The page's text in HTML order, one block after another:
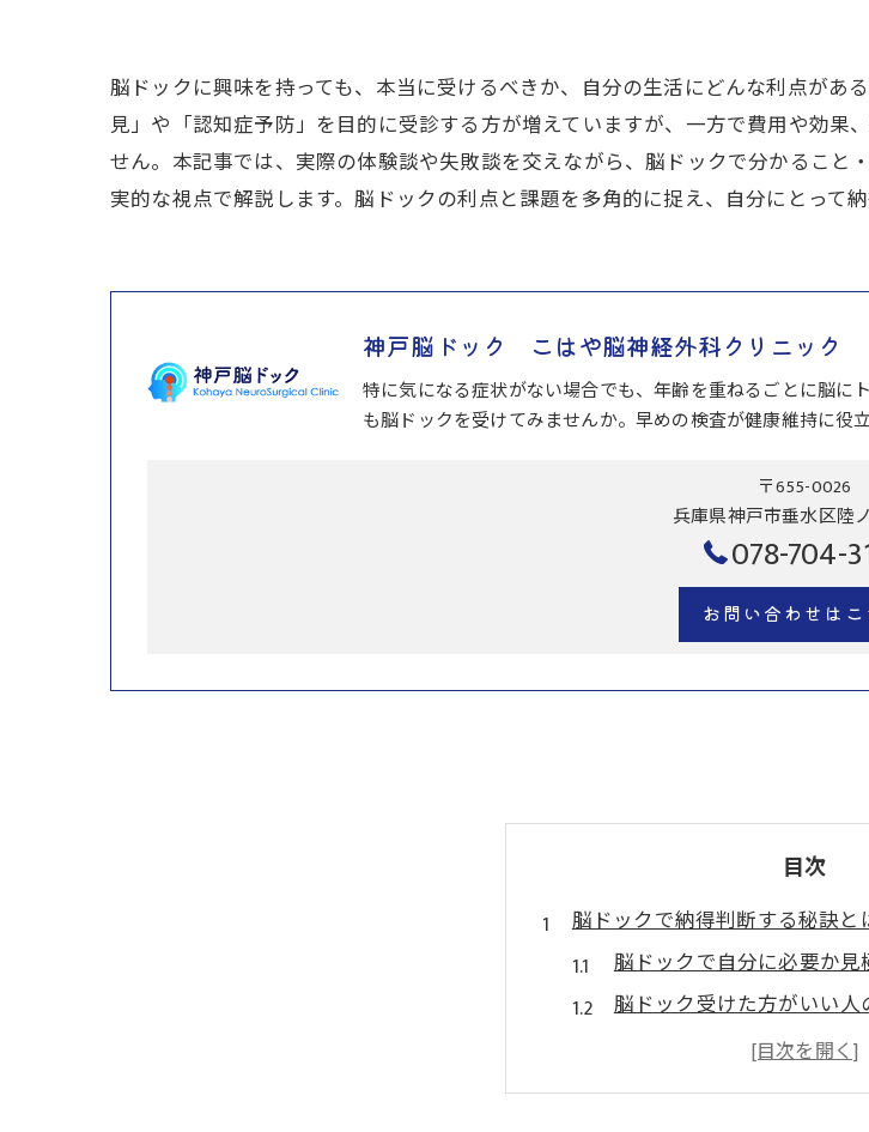
脳ドックに興味を持っても、本当に受けるべきか、自分の生活にどんな利点が
見」や「認知症予防」を目的に受診する方が増えていますが、一方で費用や効
せん。本記事では、実際の体験談や失敗談を交えながら、脳ドックで分かるこ
実的な視点で解説します。脳ドックの利点と課題を多角的に捉え、自分にとって
神戸脳ドック こはや脳神経外科クリニック
特に気になる症状がない場合でも、年齢を重ねるごとに脳
も脳ドックを受けてみませんか。早めの検査が健康維持に役立
〒655-0026
兵庫県神戸市垂水区陸
078-704-
お問い合わせはこ
目次
脳ドックで納得判断する秘訣と
脳ドックで自分に必要か見
脳ドック受けた方がいい人
脳ドックはやらない方がい
脳ドック意味ないと言われ